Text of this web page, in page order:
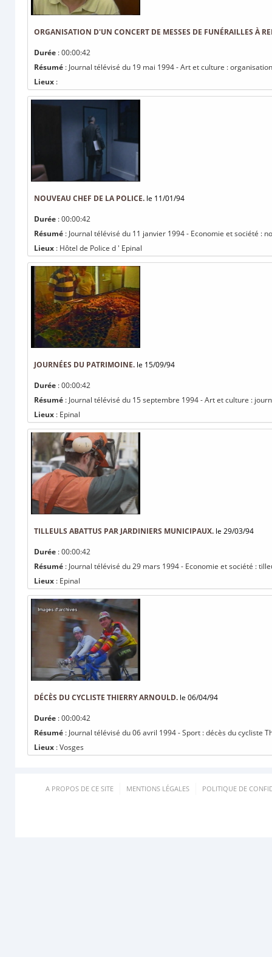
ORGANISATION D'UN CONCERT DE MESSES DE FUNÉRAILLES À
Durée : 00:00:42
Résumé : Journal télévisé du 19 mai 1994 - Art et culture :
Lieux :
NOUVEAU CHEF DE LA POLICE. le 11/01/94
Durée : 00:00:42
Résumé : Journal télévisé du 11 janvier 1994 - Economie et société :
Lieux : Hôtel de Police d ' Epinal
JOURNÉES DU PATRIMOINE. le 15/09/94
Durée : 00:00:42
Résumé : Journal télévisé du 15 septembre 1994 - Art et culture :
Lieux : Epinal
TILLEULS ABATTUS PAR JARDINIERS MUNICIPAUX. le 29/03/94
Durée : 00:00:42
Résumé : Journal télévisé du 29 mars 1994 - Economie et société :
Lieux : Epinal
DÉCÈS DU CYCLISTE THIERRY ARNOULD. le 06/04/94
Durée : 00:00:42
Résumé : Journal télévisé du 06 avril 1994 - Sport : décès du cycliste
Lieux : Vosges
A PROPOS DE CE SITE MENTIONS LÉGALES POLITIQUE DE